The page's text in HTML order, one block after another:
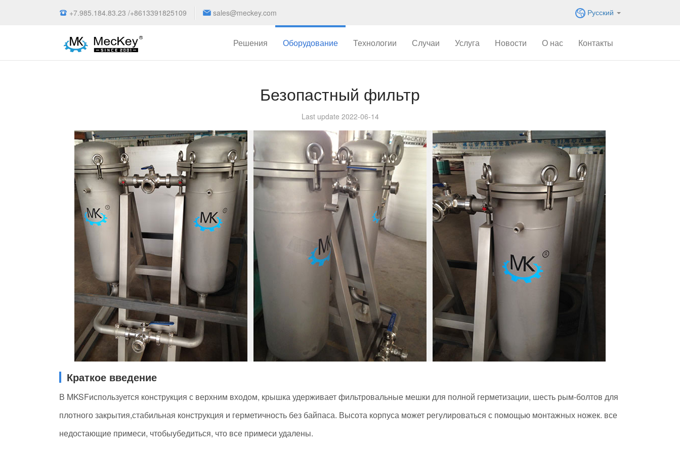
+7.985.184.83.23 /+8613391825109 sales@meckey.com Русский
Решения Оборудование Технологии Случаи Услуга Новости О нас Контакты
Безопастный фильтр
Last update 2022-06-14
Краткое введение
В MKSFиспользуется конструкция с верхним входом, крышка удерживает фильтровальные мешки для полной герметизации, шесть рым-болтов для
плотного закрытия,стабильная конструкция и герметичность без байпаса. Высота корпуса может регулироваться с помощью монтажных ножек. все
недостающие примеси, чтобыубедиться, что все примеси удалены.